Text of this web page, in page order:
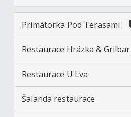
Primátorka Pod Terasami
Restaurace Hrázka &
Restaurace U Lva
Šalanda restaurace